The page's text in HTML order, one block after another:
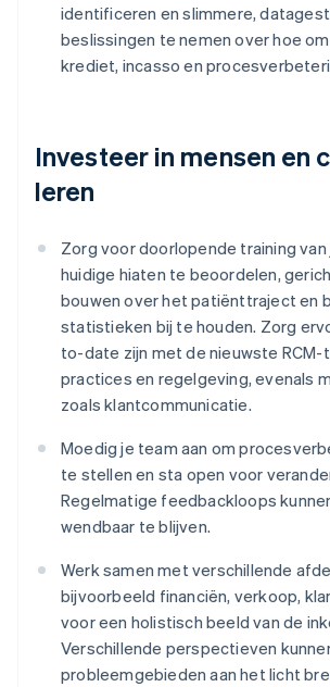
identificeren en slimmere,
beslissingen te nemen over hoe
krediet, incasso en
Investeer in mensen en
leren
Zorg voor doorlopende training
huidige hiaten te beoordelen,
bouwen over het patiënttraject en
statistieken bij te houden. Zorg
to-date zijn met de nieuwste
practices en regelgeving, evenals
zoals klantcommunicatie.
Moedig je team aan om
te stellen en sta open voor
Regelmatige feedbackloops
wendbaar te blijven.
Werk samen met verschillende
bijvoorbeeld financiën, verkoop,
voor een holistisch beeld van de
Verschillende perspectieven
probleemgebieden aan het licht